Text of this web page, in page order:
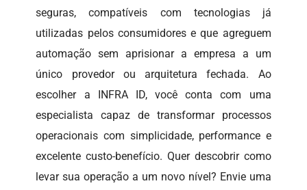
seguras, compatíveis com tecnologias já
utilizadas pelos consumidores e que agreguem
automação sem aprisionar a empresa a um
único provedor ou arquitetura fechada. Ao
escolher a INFRA ID, você conta com uma
especialista capaz de transformar processos
operacionais com simplicidade, performance e
excelente custo-benefício. Quer descobrir como
levar sua operação a um novo nível? Envie uma